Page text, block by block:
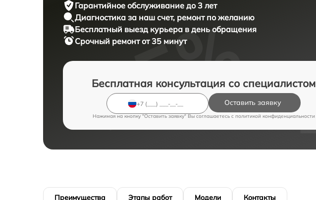
Гарантийное обслуживание до 3 лет
Диагностика за наш счет, ремонт по желанию
Бесплатный выезд курьера в день обращения
Срочный ремонтот 35 минут
Бесплатная консультация со специалистом
Оставить заявку
Нажимая на кнопку "Оставить заявку" Вы соглашаетесь c политикой конфиденциальности
Преимущества Этапы работ Модели Контакты